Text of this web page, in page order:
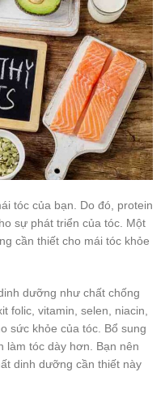
tóc của bạn. Do đó, protein
sự phát triển của tóc. Một
cần thiết cho mái tóc khỏe
dưỡng như chất chống
folic, vitamin, selen, niacin,
sức khỏe của tóc. Bổ sung
làm tóc dày hơn. Bạn nên
dinh dưỡng cần thiết này